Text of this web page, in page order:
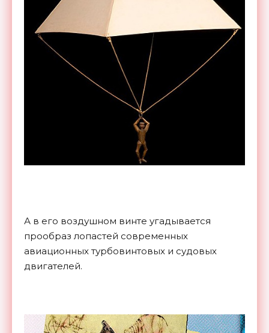
А в его воздушном винте угадывается
прообраз лопастей современных
авиационных турбовинтовых и судовых
двигателей.